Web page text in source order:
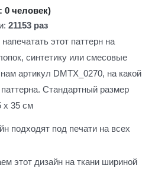
0 человек)
21153 раз
этот паттерн на
синтетику или смесовые
артикул DMTX_0270, на какой
Стандартный размер
х 35 см
подходят под печати на всех
этот дизайн на ткани шириной